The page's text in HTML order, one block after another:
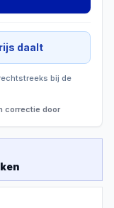
daalt
bij de
correctie door